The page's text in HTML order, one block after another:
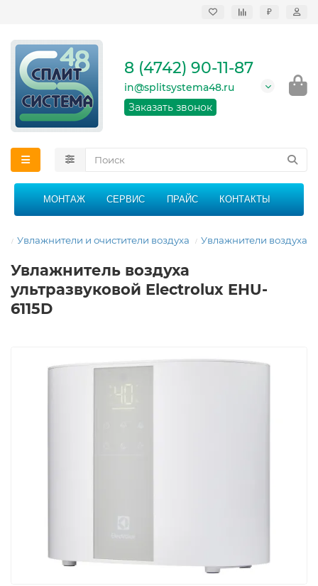
₽
кондиционеров в
области
График работы: 9:00 -
21:00 без перерыва и
8 (4742) 90-11-87
in@splitsystema48.ru
Заказать звонок
МОНТАЖ СЕРВИС ПРАЙС КОНТАКТЫ
Увлажнители и очистители воздуха Увлажнители воздуха
Увлажнитель воздуха
ультразвуковой Electrolux EHU-
6115D